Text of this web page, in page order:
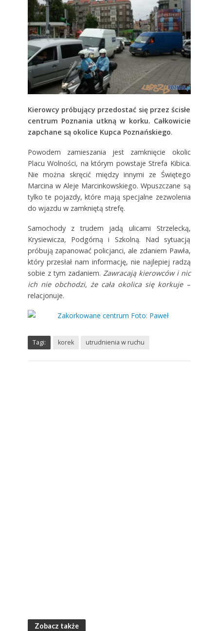
Kierowcy próbujący przedostać się przez ścisłe
centrum Poznania utkną w korku. Całkowicie
zapchane są okolice Kupca Poznańskiego.
Powodem zamieszania jest zamknięcie okolic
Placu Wolności, na którym powstaje Strefa Kibica.
Nie można skręcić między innymi ze Świętego
Marcina w Aleje Marcinkowskiego. Wpuszczane są
tylko te pojazdy, które mają specjalne zezwolenia
do wjazdu w zamkniętą strefę.
Samochody z trudem jadą ulicami Strzelecką,
Krysiewicza, Podgórną i Szkolną. Nad sytuacją
próbują zapanować policjanci, ale zdaniem Pawła,
który przesłał nam informację, nie najlepiej radzą
sobie z tym zadaniem. Zawracają kierowców i nic
ich nie obchodzi, że cała okolica się korkuje–
relacjonuje.
Tagi: korek utrudnienia w ruchu
Zobacz także